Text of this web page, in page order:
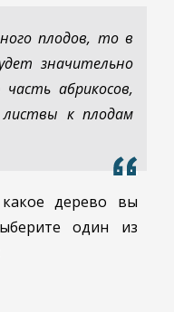
плодов, то в
значительно
абрикосов,
листвы к плодам
дерево вы
один из